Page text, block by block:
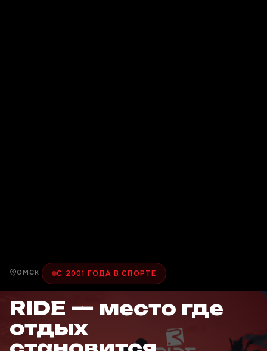
ОМСК С 2001 ГОДА В СПОРТЕ
RIDE — место где
отдых